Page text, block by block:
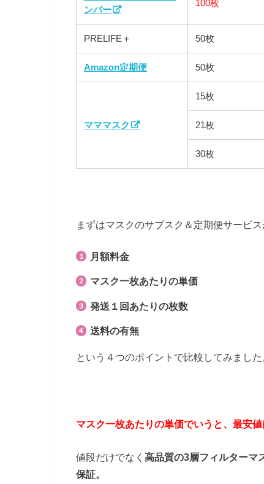
ンバー
100枚
PRELIFE＋ 50枚
Amazon定期便 50枚
マママスク
15枚
21枚
30枚
まずはマスクのサブスク＆定期便サービ
月額料金
マスク一枚あたりの単価
発送１回あたりの枚数
送料の有無
という４つのポイントで比較してみました
マスク一枚あたりの単価でいうと、最安値
値段だけでなく 高品質の3層フィルターマ
保証。